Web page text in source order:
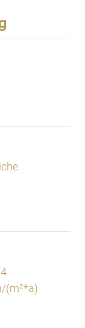
(m²*a)